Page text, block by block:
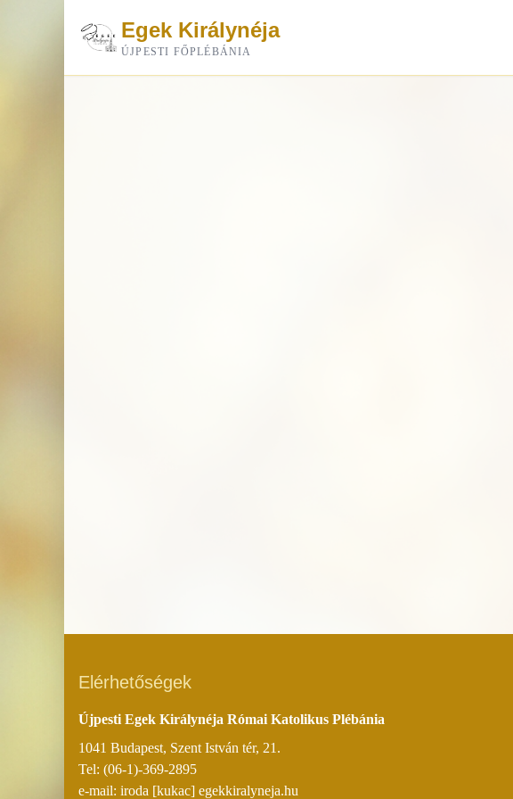
Egek Királynéja
ÚJPESTI FŐPLÉBÁNIA
Elérhetőségek
Újpesti Egek Királynéja Római Katolikus Plébánia
1041 Budapest, Szent István tér, 21.
Tel: (06-1)-369-2895
e-mail: iroda [kukac] egekkiralyneja.hu